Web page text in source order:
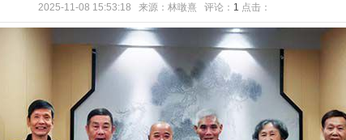
2025-11-08 15:53:18 来源：林暾熹 评论： 1 点击：